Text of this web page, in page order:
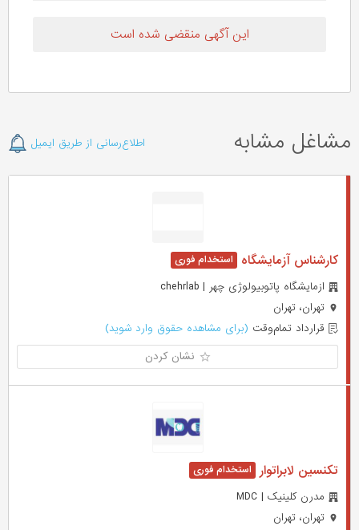
این آگهی منقضی شده است
مشاغل مشابه اطلاع‌رسانی از طریق ایمیل
کارشناس آزمایشگاه
ازمایشگاه پاتوبیولوژی چهر | chehrlab
تهران، تهران
قرارداد تمام‌وقت (برای مشاهده حقوق وارد شوید)
نشان کردن
تکنسین لابراتوار
مدرن کلینیک | MDC
تهران، تهران